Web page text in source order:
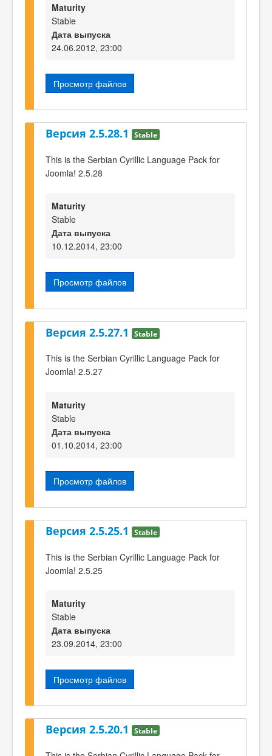
Maturity
Stable
Дата выпуска
24.06.2012, 23:00
Просмотр файлов
Версия 2.5.28.1 Stable
This is the Serbian Cyrillic Language Pack for
Joomla! 2.5.28
Maturity
Stable
Дата выпуска
10.12.2014, 23:00
Просмотр файлов
Версия 2.5.27.1 Stable
This is the Serbian Cyrillic Language Pack for
Joomla! 2.5.27
Maturity
Stable
Дата выпуска
01.10.2014, 23:00
Просмотр файлов
Версия 2.5.25.1 Stable
This is the Serbian Cyrillic Language Pack for
Joomla! 2.5.25
Maturity
Stable
Дата выпуска
23.09.2014, 23:00
Просмотр файлов
Версия 2.5.20.1 Stable